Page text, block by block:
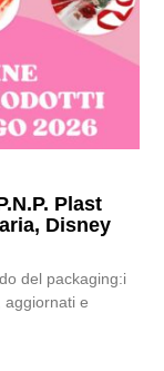
Plast
Disney
del packaging:i
aggiornati e